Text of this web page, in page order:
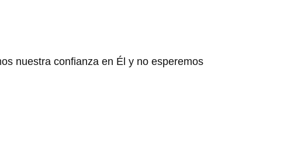
nuestra confianza en Él y no esperemos